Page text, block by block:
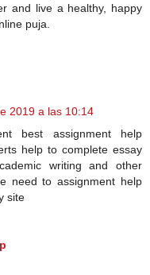
and live a healthy, happy
puja.
2019 a las 10:14
best assignment help
help to complete essay
writing and other
need to assignment help
site